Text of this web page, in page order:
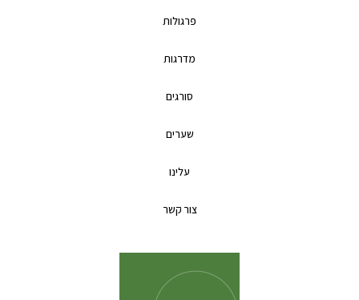
פרגולות
מדרגות
סורגים
שערים
עלינו
צור קשר